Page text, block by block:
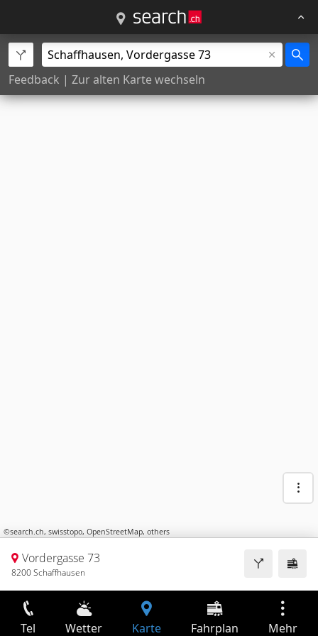
Feedback | Zur alten Karte wechseln
©search.ch, swisstopo, OpenStreetMap, others
Vordergasse 73
8200 Schaffhausen
Tel Wetter Karte Fahrplan Mehr